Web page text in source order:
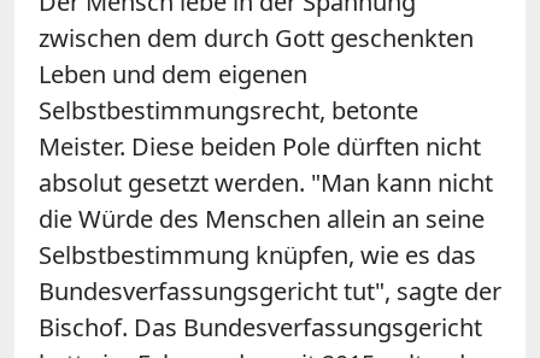
zwischen dem durch Gott geschenkten
Leben und dem eigenen
Selbstbestimmungsrecht, betonte
Meister. Diese beiden Pole dürften nicht
absolut gesetzt werden. "Man kann nicht
die Würde des Menschen allein an seine
Selbstbestimmung knüpfen, wie es das
Bundesverfassungsgericht tut", sagte der
Bischof. Das Bundesverfassungsgericht